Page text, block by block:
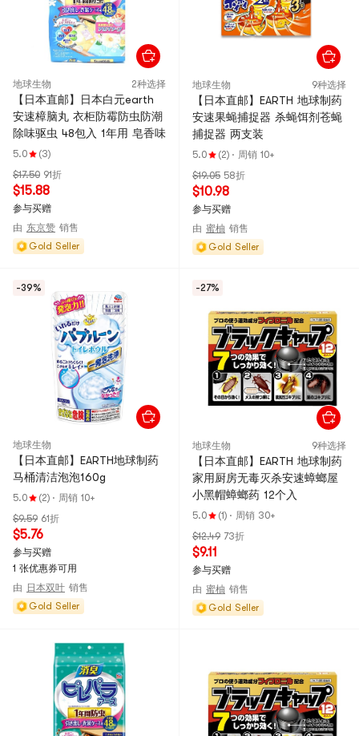
地球生物 2种选择
【日本直邮】日本白元earth
安速樟脑丸 衣柜防霉防虫防潮
除味驱虫 48包入 1年用 皂香味
5.0
(3)
$17.50 91折
$15.88
参与买赠
由 东京赞 销售
Gold Seller
地球生物 9种选择
【日本直邮】EARTH 地球制药
安速果蝇捕捉器 杀蝇饵剂苍蝇
捕捉器 两支装
5.0 (2) · 周销 10+
$19.05 58折
$10.98
参与买赠
由 蜜柚 销售
Gold Seller
-39%
地球生物
【日本直邮】EARTH地球制药
马桶清洁泡泡160g
5.0 (2) · 周销 10+
$9.59 61折
$5.76
参与买赠
1 张优惠券可用
由 日本双叶 销售
Gold Seller
-27%
地球生物 9种选择
【日本直邮】EARTH 地球制药
家用厨房无毒灭杀安速蟑螂屋
小黑帽蟑螂药 12个入
5.0 (1) · 周销 30+
$12.49 73折
$9.11
参与买赠
由 蜜柚 销售
Gold Seller